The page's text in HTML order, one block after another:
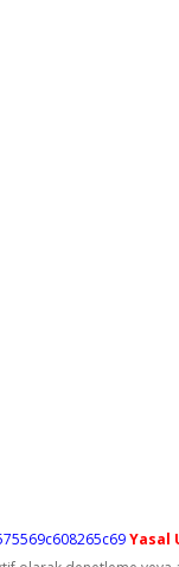
Yasal